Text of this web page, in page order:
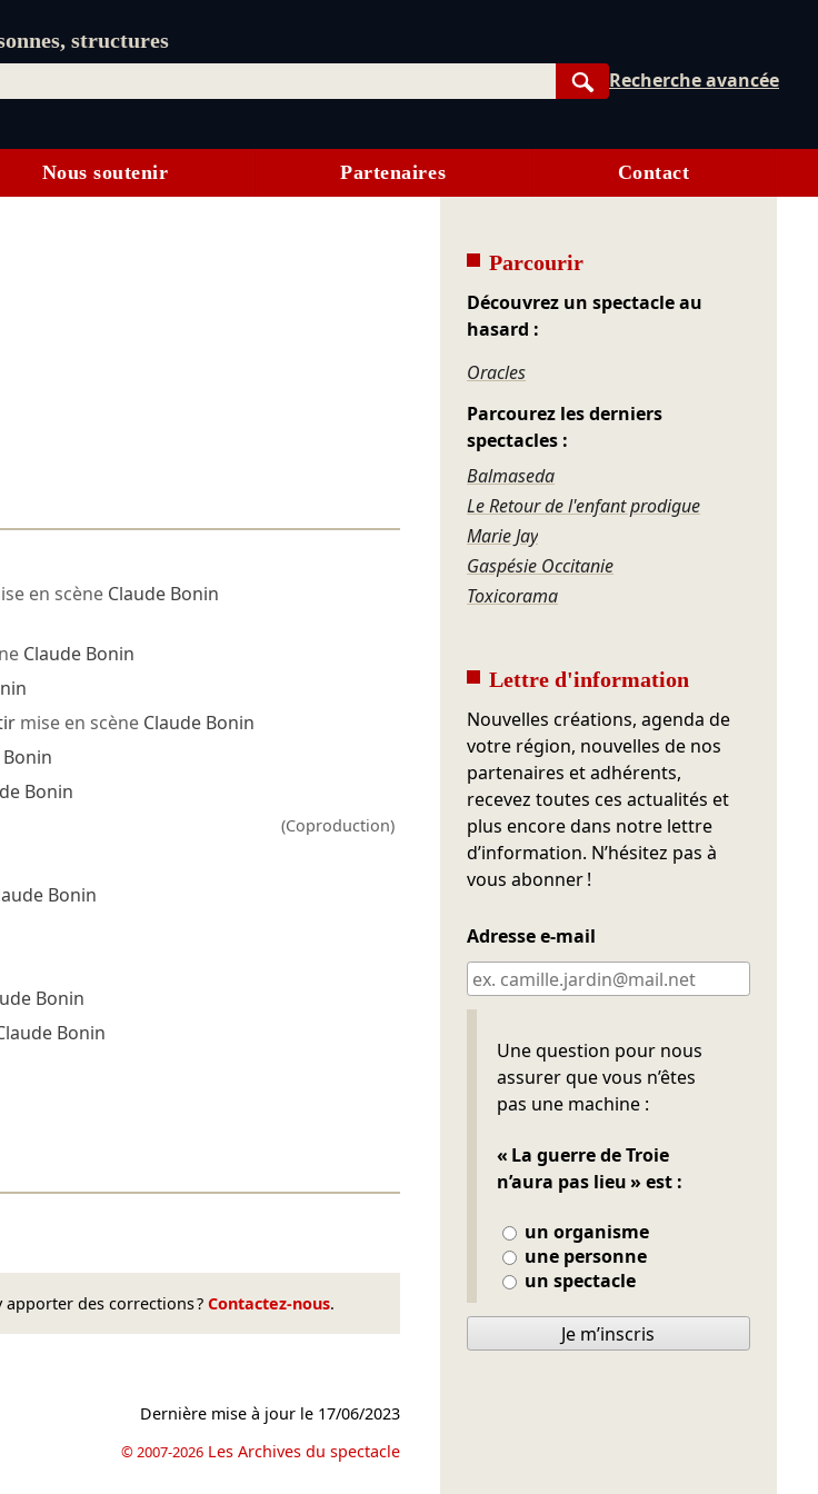
structures
Rechercher
Recherche avancée
Nous soutenir Partenaires Contact
en scène Claude Bonin
Claude Bonin
mise en scène Claude Bonin
Bonin
(Coproduction)
Bonin
Bonin
Bonin
des corrections ? Contactez-nous.
Dernière mise à jour le 17/06/2023
© 2007-2026 Les Archives du spectacle
Parcourir
Découvrez un spectacle au
hasard :
Oracles
Parcourez les derniers
spectacles :
Balmaseda
Le Retour de l'enfant prodigue
Marie Jay
Gaspésie Occitanie
Toxicorama
Lettre d'information
Nouvelles créations, agenda de
votre région, nouvelles de nos
partenaires et adhérents,
recevez toutes ces actualités et
plus encore dans notre lettre
d’information. N’hésitez pas à
vous abonner !
Adresse e-mail
Une question pour nous
assurer que vous n’êtes
pas une machine :
« La guerre de Troie
n’aura pas lieu » est :
un organisme
une personne
un spectacle
Ne pas remplir
Je m’inscris